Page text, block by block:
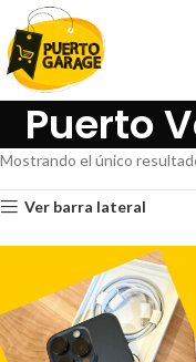
Puerto
Mostrando el único
Ver barra lateral